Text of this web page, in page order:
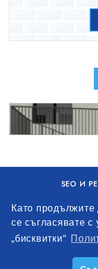
Като продължите
се съгласявате с
„бисквитки“
SEO И
Уолоу
Създай